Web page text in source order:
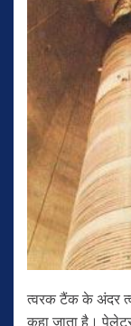
त्वरक टैंक के अंदर
कहा जाता है।